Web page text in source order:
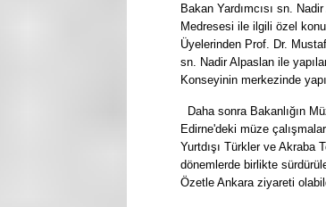
Bakan Yardımcısı sn.
Medresesi ile ilgili özel
Üyelerinden Prof. Dr.
sn. Nadir Alpaslan ile
Konseyinin merkezinde
Daha sonra Bakanlığın
Edirne'deki müze
Yurtdışı Türkler ve Akraba
dönemlerde birlikte
Özetle Ankara ziyareti